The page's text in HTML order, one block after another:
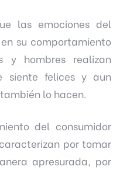
las emociones del
su comportamiento
y hombres realizan
siente felices y aun
lo hacen.
del consumidor
por tomar
apresurada, por